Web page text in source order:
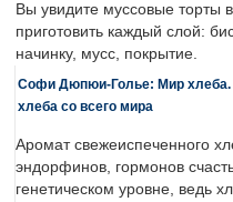
Вы увидите муссовые торты
приготовить каждый слой:
начинку, мусс, покрытие.
Софи Дюпюи-Голье: Мир хлеба.
хлеба со всего мира
Аромат свежеиспеченного
эндорфинов, гормонов
генетическом уровне, ведь